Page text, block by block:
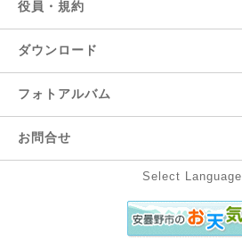
役員・規約
ダウンロード
フォトアルバム
お問合せ
Select Language